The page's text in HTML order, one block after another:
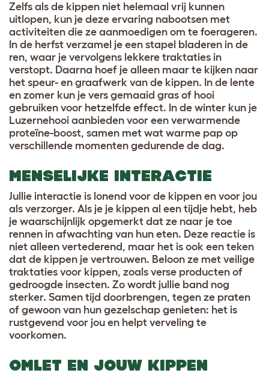
Zelfs als de kippen niet helemaal vrij kunnen
uitlopen, kun je deze ervaring nabootsen met
activiteiten die ze aanmoedigen om te foerageren.
In de herfst verzamel je een stapel bladeren in de
ren, waar je vervolgens lekkere traktaties in
verstopt. Daarna hoef je alleen maar te kijken naar
het speur- en graafwerk van de kippen. In de lente
en zomer kun je vers gemaaid gras of hooi
gebruiken voor hetzelfde effect. In de winter kun je
Luzernehooi aanbieden voor een verwarmende
proteïne-boost, samen met wat warme pap op
verschillende momenten gedurende de dag.
MENSELIJKE INTERACTIE
Jullie interactie is lonend voor de kippen en voor jou
als verzorger. Als je je kippen al een tijdje hebt, heb
je waarschijnlijk opgemerkt dat ze naar je toe
rennen in afwachting van hun eten. Deze reactie is
niet alleen vertederend, maar het is ook een teken
dat de kippen je vertrouwen. Beloon ze met veilige
traktaties voor kippen, zoals verse producten of
gedroogde insecten. Zo wordt jullie band nog
sterker. Samen tijd doorbrengen, tegen ze praten
of gewoon van hun gezelschap genieten: het is
rustgevend voor jou en helpt verveling te
voorkomen.
OMLET EN JOUW KIPPEN